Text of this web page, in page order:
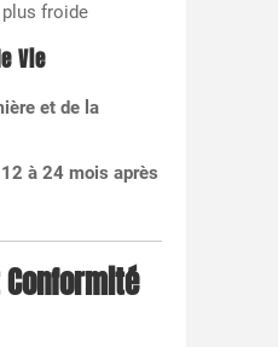
plus froide
Vie
et de la
12 à 24 mois après